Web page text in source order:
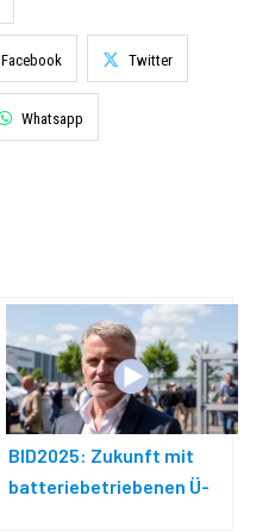
Facebook Twitter
Whatsapp
BID2025: Zukunft mit
batteriebetriebenen Ü-